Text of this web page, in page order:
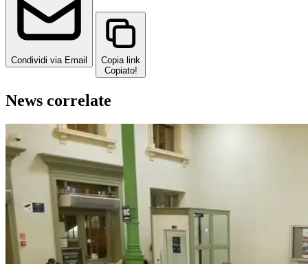
Condividi via Email
Copia link
Copiato!
News correlate